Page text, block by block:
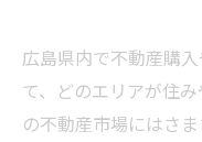
広島県内で不動産購
て、どのエリアが住
の不動産市場にはさ